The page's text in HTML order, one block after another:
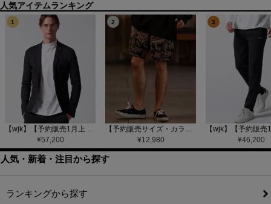
1
【wjk】【予約販売1月上旬～中旬入荷】function knit jacket(jacquard check) ニットジャケット(207 mw08j)
¥57,200
2
【予約販売サイズ・カラーにより納期異なる】【CAMBIO(カンビオ)】Gobelin Short Pants ショートパンツ(CAM25SS-002)
¥12,980
3
¥46,200
人気・新着・注目から探す
ランキングから探す